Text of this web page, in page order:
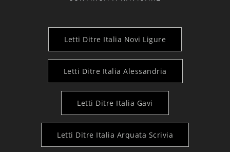
Letti Ditre Italia Novi Ligure
Letti Ditre Italia Alessandria
Letti Ditre Italia Gavi
Letti Ditre Italia Arquata Scrivia